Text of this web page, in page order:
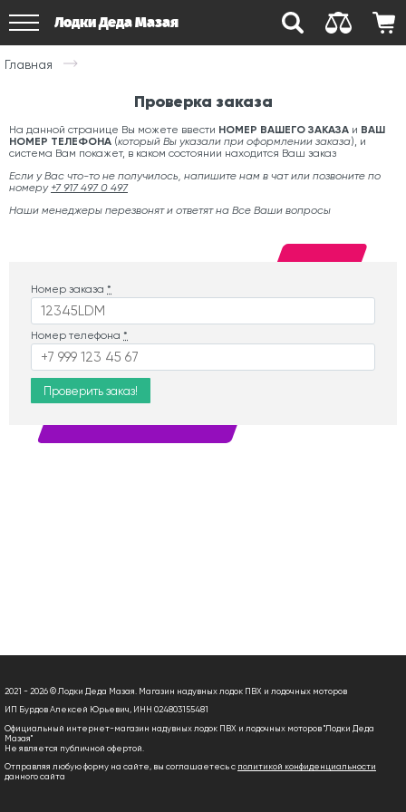
Лодки Деда Мазая
Главная
Проверка заказа
На данной странице Вы можете ввести НОМЕР ВАШЕГО ЗАКАЗА и ВАШ
НОМЕР ТЕЛЕФОНА (который Вы указали при оформлении заказа), и
система Вам покажет, в каком состоянии находится Ваш заказ
Если у Вас что-то не получилось, напишите нам в чат или позвоните по
номеру +7 917 497 0 497
Наши менеджеры перезвонят и ответят на Все Ваши вопросы
Номер заказа *
Номер телефона *
Проверить заказ!
2021 - 2026 © Лодки Деда Мазая. Магазин надувных лодок ПВХ и лодочных моторов
ИП Бурдов Алексей Юрьевич, ИНН 024803155481
Официальный интернет-магазин надувных лодок ПВХ и лодочных моторов "Лодки Деда
Мазая"
Не является публичной офертой.
Отправляя любую форму на сайте, вы соглашаетесь с политикой конфиденциальности
данного сайта